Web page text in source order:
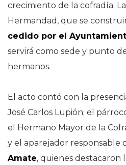
crecimiento de la cofradía.
Hermandad, que se
cedido por el
servirá como sede y punto
hermanos.
El acto contó con la
José Carlos Lupión; el
el Hermano Mayor de la
y el aparejador responsable
Amate, quienes destacaron